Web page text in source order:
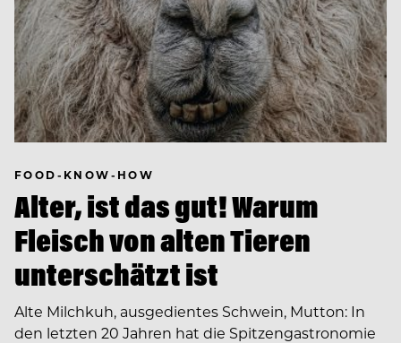
FOOD-KNOW-HOW
Alter, ist das gut! Warum
Fleisch von alten Tieren
unterschätzt ist
Alte Milchkuh, ausgedientes Schwein, Mutton: In
den letzten 20 Jahren hat die Spitzengastronomie